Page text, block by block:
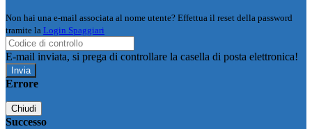
Non hai una e-mail associata al nome utente? Effettua il reset della password
tramite la Login Spaggiari
E-mail inviata, si prega di controllare la casella di posta elettronica!
Errore
Chiudi
Successo